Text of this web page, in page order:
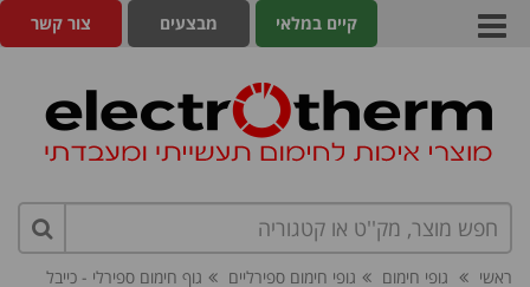
צור קשר מבצעים קיים במלאי
ראשי גופי חימום גופי חימום ספירליים
גוף חימום ספירלי - כייבל